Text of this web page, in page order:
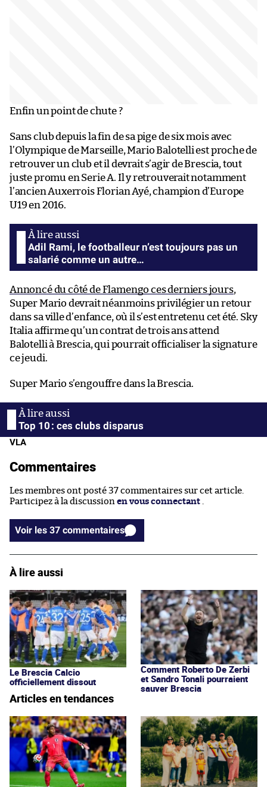
Enfin un point de chute ?
Sans club depuis la fin de sa pige de six mois avec
l’Olympique de Marseille, Mario Balotelli est proche de
retrouver un club et il devrait s’agir de Brescia, tout
juste promu en Serie A. Il y retrouverait notamment
l’ancien Auxerrois Florian Ayé, champion d’Europe
U19 en 2016.
Adil Rami, le footballeur n’est toujours pas un
salarié comme un autre…
Annoncé du côté de Flamengo ces derniers jours,
Super Mario devrait néanmoins privilégier un retour
dans sa ville d’enfance, où il s’est entretenu cet été. Sky
Italia affirme qu’un contrat de trois ans attend
Balotelli à Brescia, qui pourrait officialiser la signature
ce jeudi.
Super Mario s’engouffre dans la Brescia.
Top 10 : ces clubs disparus
VLA
Commentaires
Les membres ont posté 37 commentaires sur cet article.
Participez à la discussion en vous connectant
Voir les 37 commentaires
À lire aussi
Le Brescia Calcio
officiellement dissout
Comment Roberto De Zerbi
et Sandro Tonali pourraient
sauver Brescia
Articles en tendances